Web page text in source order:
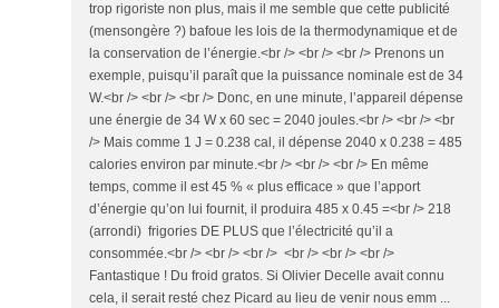
trop rigoriste non plus, mais il me semble que cette publicité
(mensongère ?) bafoue les lois de la thermodynamique et de
la conservation de l’énergie.<br /> <br /> <br /> Prenons un
exemple, puisqu’il paraît que la puissance nominale est de 34
W.<br /> <br /> <br /> Donc, en une minute, l’appareil dépense
une énergie de 34 W x 60 sec = 2040 joules.<br /> <br /> <br
/> Mais comme 1 J = 0.238 cal, il dépense 2040 x 0.238 = 485
calories environ par minute.<br /> <br /> <br /> En même
temps, comme il est 45 % « plus efficace » que l’apport
d’énergie qu’on lui fournit, il produira 485 x 0.45 =<br /> 218
(arrondi) frigories DE PLUS que l’électricité qu’il a
consommée.<br /> <br /> <br /> <br /> <br /> <br />
Fantastique ! Du froid gratos. Si Olivier Decelle avait connu
cela, il serait resté chez Picard au lieu de venir nous emm ...